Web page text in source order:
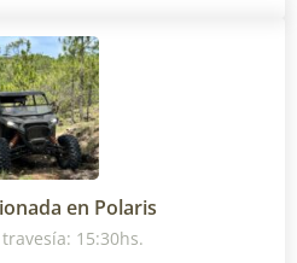
en Polaris
15:30hs.